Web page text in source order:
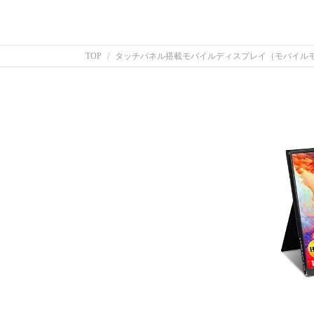
TOP タッチパネル搭載モバイルディスプレイ（モバイル